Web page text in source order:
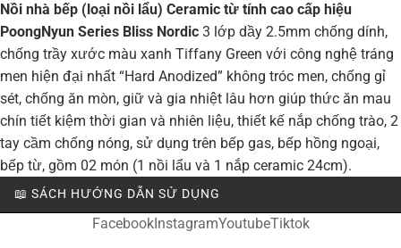
Nồi nhà bếp (loại nồi lẩu) Ceramic từ tính cao cấp hiệu
PoongNyun Series Bliss Nordic 3 lớp dầy 2.5mm chống dính,
chống trầy xước màu xanh Tiffany Green với công nghệ tráng
men hiện đại nhất “Hard Anodized” không tróc men, chống gỉ
sét, chống ăn mòn, giữ và gia nhiệt lâu hơn giúp thức ăn mau
chín tiết kiệm thời gian và nhiên liệu, thiết kế nắp chống trào, 2
tay cầm chống nóng, sử dụng trên bếp gas, bếp hồng ngoại,
bếp từ, gồm 02 món (1 nồi lẩu và 1 nắp ceramic 24cm).
📖 SÁCH HƯỚNG DẪN SỬ DỤNG
FacebookInstagramYoutubeTiktok